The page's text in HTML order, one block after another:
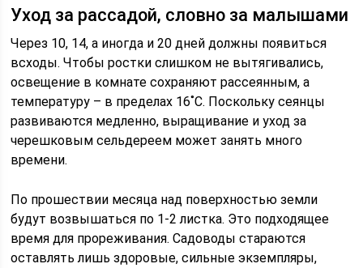
Уход за рассадой, словно за малышами
Через 10, 14, а иногда и 20 дней должны появиться
всходы. Чтобы ростки слишком не вытягивались,
освещение в комнате сохраняют рассеянным, а
температуру – в пределах 16˚С. Поскольку сеянцы
развиваются медленно, выращивание и уход за
черешковым сельдереем может занять много
времени.
По прошествии месяца над поверхностью земли
будут возвышаться по 1-2 листка. Это подходящее
время для прореживания. Садоводы стараются
оставлять лишь здоровые, сильные экземпляры,